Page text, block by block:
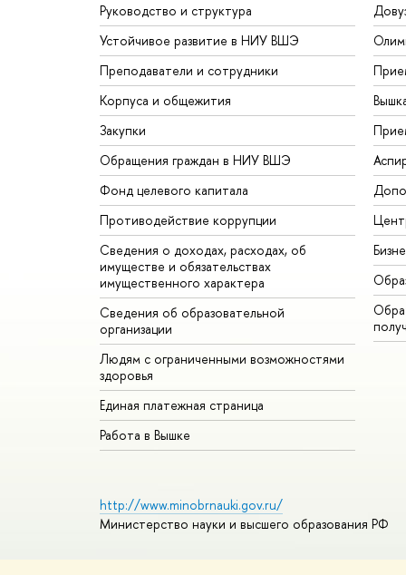
Руководство и структура
Устойчивое развитие в НИУ ВШЭ
Преподаватели и сотрудники
Корпуса и общежития
Закупки
Обращения граждан в НИУ ВШЭ
Фонд целевого капитала
Противодействие коррупции
Сведения о доходах, расходах, об
имуществе и обязательствах
имущественного характера
Сведения об образовательной
организации
Людям с ограниченными возможностями
здоровья
Единая платежная страница
Работа в Вышке
http://www.minobrnauki.gov.ru/
Министерство науки и высшего образования РФ